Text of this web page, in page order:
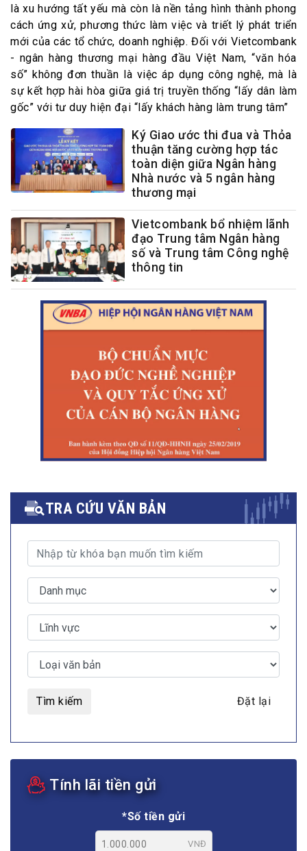
là xu hướng tất yếu mà còn là nền tảng hình thành phong
cách ứng xử, phương thức làm việc và triết lý phát triển
mới của các tổ chức, doanh nghiệp. Đối với Vietcombank
- ngân hàng thương mại hàng đầu Việt Nam, “văn hóa
số” không đơn thuần là việc áp dụng công nghệ, mà là
sự kết hợp hài hòa giữa giá trị truyền thống “lấy dân làm
gốc” với tư duy hiện đại “lấy khách hàng làm trung tâm”
Ký Giao ước thi đua và Thỏa
thuận tăng cường hợp tác
toàn diện giữa Ngân hàng
Nhà nước và 5 ngân hàng
thương mại
Vietcombank bổ nhiệm lãnh
đạo Trung tâm Ngân hàng
số và Trung tâm Công nghệ
thông tin
TRA CỨU VĂN BẢN
Tìm kiếm Đặt lại
Tính lãi tiền gửi
*Số tiền gửi
VNĐ